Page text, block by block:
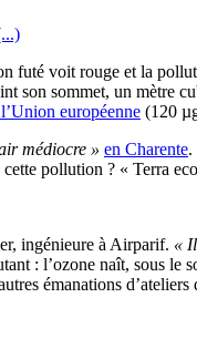
futé voit rouge et la
son sommet, un mètre
européenne (120
médiocre » en Charente.
pollution ? « Terra
ingénieure à Airparif. «
: l’ozone naît, sous le
émanations